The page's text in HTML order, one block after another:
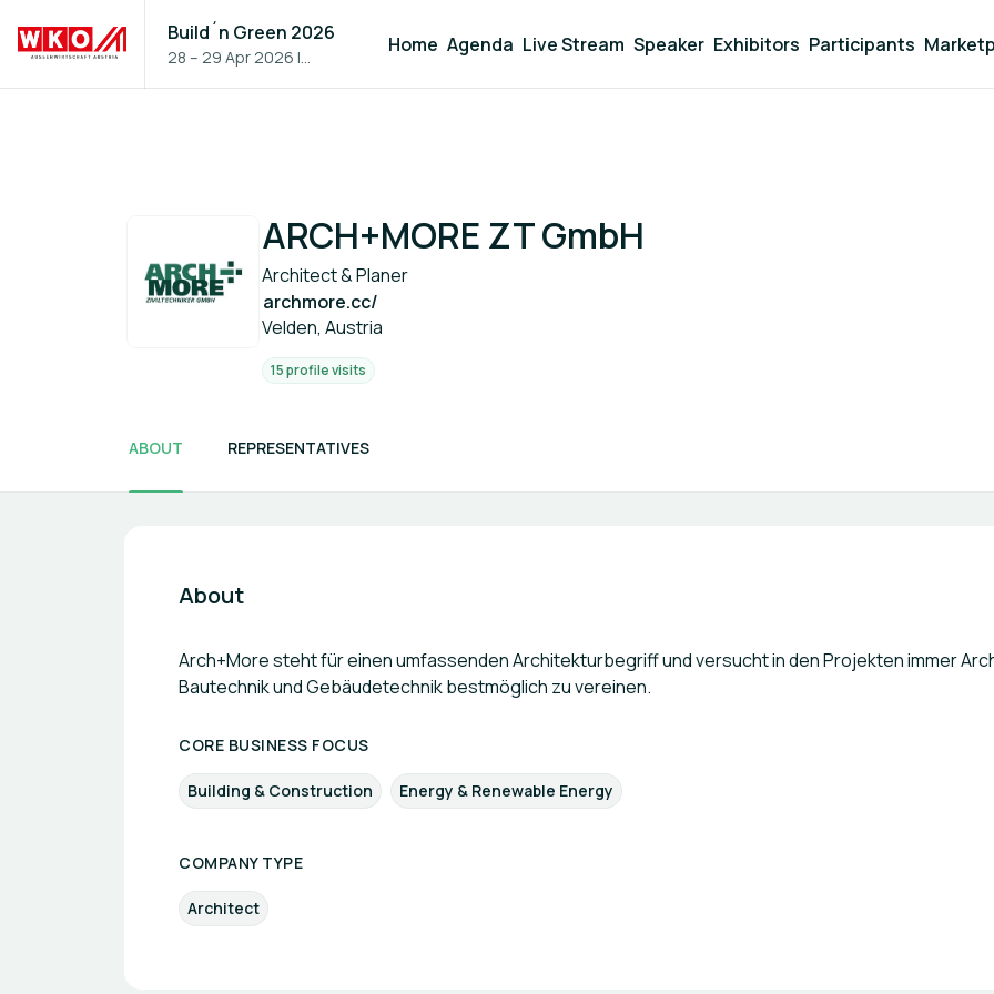
Build´n Green 2026
28 – 29 Apr 2026 |
Home Agenda Live Stream Speaker Exhibitors Participants
ARCH+MORE ZT GmbH
Architect & Planer
archmore.cc/
Velden, Austria
15 profile visits
ABOUT REPRESENTATIVES
About
Arch+More steht für einen umfassenden Architekturbegriff und versucht in den Projekten immer
Bautechnik und Gebäudetechnik bestmöglich zu vereinen.
CORE BUSINESS FOCUS
Building & Construction Energy & Renewable Energy
COMPANY TYPE
Architect